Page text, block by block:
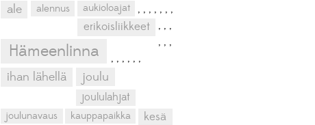
ale ,
alennus ,
aukioloajat ,
erikoisliikkeet
,
Hämeenlinna
,
ihan lähellä
,
joulu
,
joululahjat
,
joulunavaus
,
kauppapaikka
,
kesä
,,,
, , , , , ,